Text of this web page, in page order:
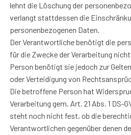
lehnt die Löschung der
verlangt stattdessen die
personenbezogenen Daten.
Der Verantwortliche benötigt die
für die Zwecke der Verarbeitung
Person benötigt sie jedoch zur
oder Verteidigung von
Die betroffene Person hat
Verarbeitung gem. Art. 21 Abs. 1 DS-
steht noch nicht fest, ob die
Verantwortlichen gegenüber denen